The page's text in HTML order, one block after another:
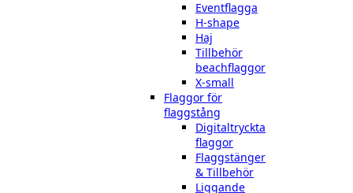
Eventflagga
H-shape
Haj
Tillbehör
beachflaggor
X-small
Flaggor för
flaggstång
Digitaltryckta
flaggor
Flaggstänger
& Tillbehör
Liggande